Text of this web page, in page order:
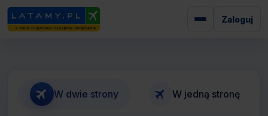
Zaloguj
W dwie strony W jedną stronę